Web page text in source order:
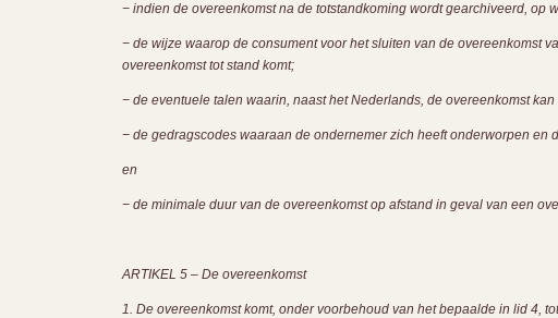
− indien de overeenkomst na de totstandkoming wordt gearchiveerd, op
− de wijze waarop de consument voor het sluiten van de overeenkomst
overeenkomst tot stand komt;
− de eventuele talen waarin, naast het Nederlands, de overeenkomst
− de gedragscodes waaraan de ondernemer zich heeft onderworpen
en
− de minimale duur van de overeenkomst op afstand in geval van een
ARTIKEL 5 – De overeenkomst
1. De overeenkomst komt, onder voorbehoud van het bepaalde in lid 4,